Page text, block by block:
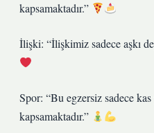
kapsamaktadır.”
İlişki: “İlişkimiz sadece aşkı
Spor: “Bu egzersiz sadece kas
kapsamaktadır.”